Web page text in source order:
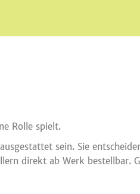
Rolle spielt.
sein. Sie
direkt ab Werk bestellbar.